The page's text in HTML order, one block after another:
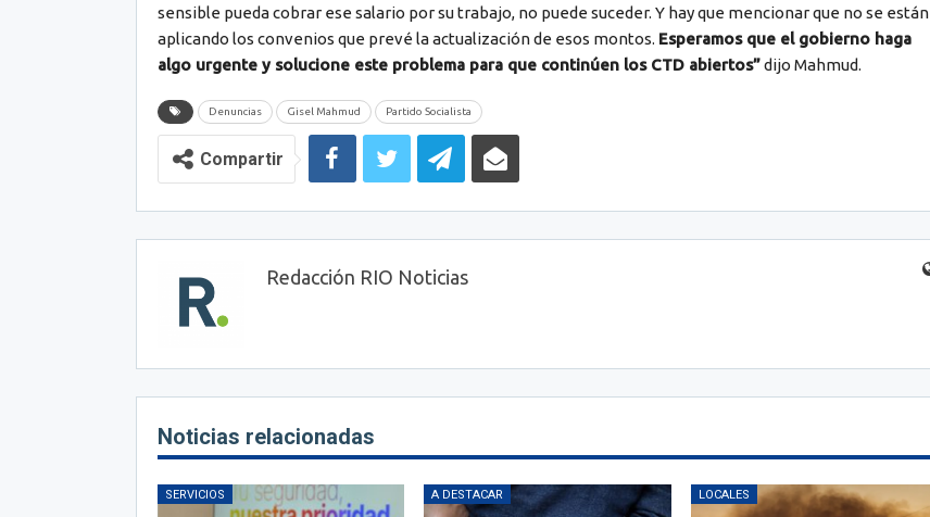
sensible pueda cobrar ese salario por su trabajo, no puede suceder. Y hay que mencionar que no se están
aplicando los convenios que prevé la actualización de esos montos. Esperamos que el gobierno haga
algo urgente y solucione este problema para que continúen los CTD abiertos”dijo Mahmud.
Denuncias Gisel Mahmud Partido Socialista
Compartir
Redacción RIO Noticias
Noticias relacionadas
SERVICIOS A DESTACAR LOCALES